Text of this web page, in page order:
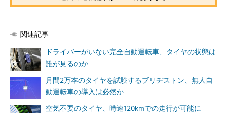
関連記事
ドライバーがいない完全自動運転車、タイヤの状態は
誰が見るのか
月間2万本のタイヤを試験するブリヂストン、無人自
動運転車の導入は必然か
空気不要のタイヤ、時速120kmでの走行が可能に